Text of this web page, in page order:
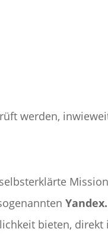
werden,
bieten, direkt